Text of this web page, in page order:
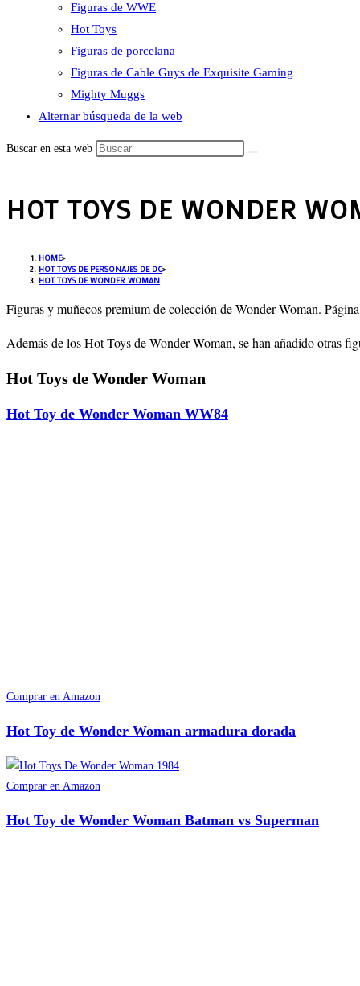
Figuras de WWE
Hot Toys
Figuras de porcelana
Figuras de Cable Guys de Exquisite Gaming
Mighty Muggs
Alternar búsqueda de la web
Buscar en esta web
HOT TOYS DE WONDER
HOME>
HOT TOYS DE PERSONAJES DE DC>
HOT TOYS DE WONDER WOMAN
Figuras y muñecos premium de colección de Wonder Woman.
Además de los Hot Toys de Wonder Woman, se han añadido otras
Hot Toys de Wonder Woman
Hot Toy de Wonder Woman WW84
Comprar en Amazon
Hot Toy de Wonder Woman armadura dorada
Comprar en Amazon
Hot Toy de Wonder Woman Batman vs Superman